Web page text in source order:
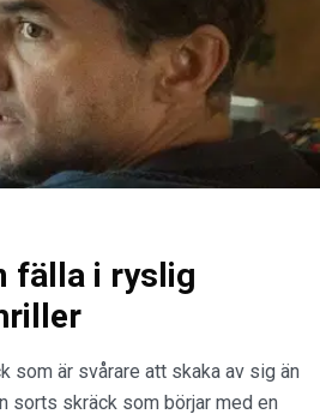
fälla i ryslig
som är svårare att skaka av sig än
sorts skräck som börjar med en